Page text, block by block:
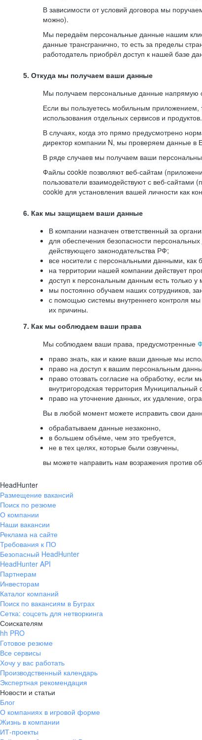
В зависимости от условий договора мы
можно).
Мы передаём персональные данные нашим
данные трансгранично, то есть за пределы
работодатель приобрёл доступ к нашей базе
5. Откуда мы получаем ваши данные
Мы получаем персональные данные напрямую
Если вы пользуетесь мобильным приложением,
использования отдельных сервисов и
В случаях, когда это прямо предусмотрено
директор компании N, мы проверяем данные в
В ряде случаев мы получаем ваши
Файлы cookie позволяют веб-сайтам
пользователи взаимодействуют с веб-
cookie для установления вашей личности как
6. Как мы защищаем ваши данные
В компании назначен ответственный за
для обеспечения безопасности
действующего законодательства РФ;
все носители с персональными данными,
на территории нашей компании действует
доступ к персональным данным есть только
мы постоянно обучаем наших сотрудников,
с помощью системы внутреннего контроля
их причины.
7. Как мы соблюдаем ваши права
Мы соблюдаем ваши права, предусмотренные
право знать, как и какие ваши данные мы
право на доступ к вашим персональным
право отозвать согласие на обработку,
внутригородская территория
право на уточнение данных, их удаление,
Вы в любой момент можете исправить свои
обрабатываем данные незаконно,
в большем объёме, чем это требуется,
не в тех целях, которые были озвучены,
вы можете направить нам возражения против
HeadHunter
Размещение вакансий
Поиск по резюме
О компании
Наши вакансии
Реклама на сайте
Требования к ПО
Безопасный HeadHunter
HeadHunter API
Партнерам
Инвесторам
Каталог компаний
Поиск по вакансиям в Буграх
Сетка: соцсеть для нетворкинга
Соискателям
hh PRO
Готовое резюме
Все сервисы
Хочу у вас работать
Производственный календарь
Экспертная рекомендация
Новости и статьи
Блог
О компаниях в игровой форме
Жизнь в компании
ИТ-проекты